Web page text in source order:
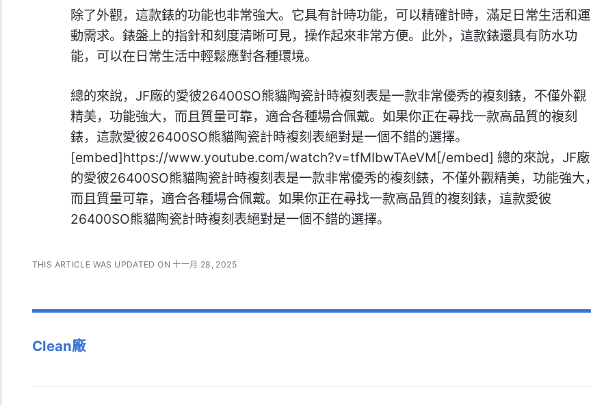
除了外觀，這款錶的功能也非常強大。它具有計時功能，可以精確計時，滿足日常生活和運
動需求。錶盤上的指針和刻度清晰可見，操作起來非常方便。此外，這款錶還具有防水功
能，可以在日常生活中輕鬆應對各種環境。
總的來說，JF廠的愛彼26400SO熊貓陶瓷計時複刻表是一款非常優秀的複刻錶，不僅外觀
精美，功能強大，而且質量可靠，適合各種場合佩戴。如果你正在尋找一款高品質的複刻
錶，這款愛彼26400SO熊貓陶瓷計時複刻表絕對是一個不錯的選擇。
[embed]https://www.youtube.com/watch?v=tfMIbwTAeVM[/embed] 總的來說，JF廠
的愛彼26400SO熊貓陶瓷計時複刻表是一款非常優秀的複刻錶，不僅外觀精美，功能強大，
而且質量可靠，適合各種場合佩戴。如果你正在尋找一款高品質的複刻錶，這款愛彼
26400SO熊貓陶瓷計時複刻表絕對是一個不錯的選擇。
THIS ARTICLE WAS UPDATED ON 十一月 28, 2025
Clean廠